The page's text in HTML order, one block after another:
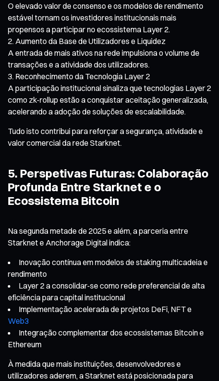
O elevado valor de consenso e os modelos de rendimento
estável tornam os investidores institucionais mais
propensos a participar no ecossistema Layer 2.
Aumento da Base de Utilizadores e Liquidez
A entrada de mais ativos na rede impulsiona o volume de
transações e a atividade dos utilizadores.
Reconhecimento da Tecnologia Layer 2
A participação institucional sinaliza que tecnologias Layer 2
como zk-rollup estão a conquistar aceitação generalizada,
acelerando a adoção de soluções de escalabilidade.
Tudo isto contribui para reforçar a segurança, atividade e
valor comercial da rede Starknet.
5. Perspetivas Futuras: Colaboração
Profunda Entre Starknet e o
Ecossistema Bitcoin
Na segunda metade de 2025 e além, a parceria entre
Starknet e Anchorage Digital indica:
Inovação contínua em modelos de staking multicadeia e
rendimento
Layer 2 a consolidar-se como rede preferencial de alta
eficiência para capital institucional
Implementação acelerada de projetos DeFi, NFT e
Web3
Integração complementar dos ecossistemas Bitcoin e
Ethereum
À medida que mais instituições, desenvolvedores e
utilizadores aderem, a Starknet está posicionada para